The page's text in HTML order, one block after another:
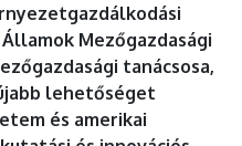
Mezőgazdasági
tanácsosa,
lehetőséget
és amerikai